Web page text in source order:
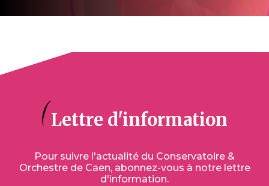
Lettre d'information
Pour suivre l'actualité du Conservatoire &
Orchestre de Caen, abonnez-vous à notre lettre
d'information.